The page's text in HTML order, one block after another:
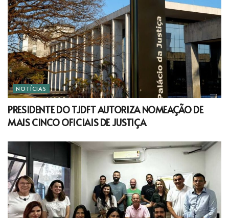
NOTÍCIAS
PRESIDENTE DO TJDFT AUTORIZA NOMEAÇÃO DE
MAIS CINCO OFICIAIS DE JUSTIÇA